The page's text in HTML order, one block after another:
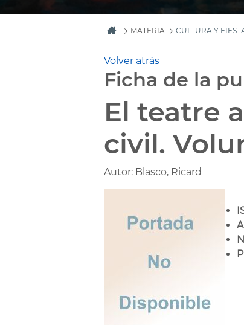
MATERIA CULTURA Y
Volver atrás
Ficha de la
El teatre
civil.
Autor: Blasco, Ricard